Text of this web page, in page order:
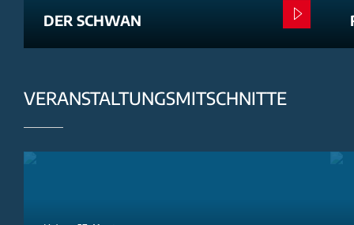
DER SCHWAN
VERANSTALTUNGSMITSCHNITTE